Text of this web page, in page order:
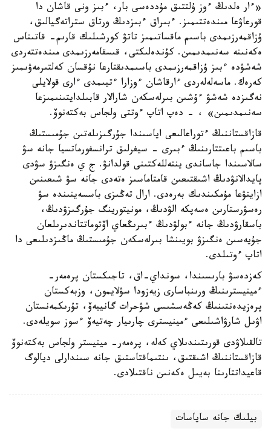
«ءار ەلدىڭ ءوز ۇلتتىق مۇددەسى بار، ءبىز ونى قاشان دا
قورعاۋعا مىندەتتىمىز. ءبىراق ءبىزدىڭ ورتاق ستراتەگيالىق،
ۇزاقمەرزىمدى باسىم ماقساتىمىز تاتۋ كورشىلىك قارىم- قاتىناس
ەكەنىنە سەنىمدىمىن. كۇندەلىكتى، قىسقامەرزىمدى مىندەتتەردى
شەشۋدە ءبىز ۇزاقمەرزىمدى باسىمدىقتارعا نۇقسان كەلتىرمەۋىمىز
كەرەك. ماسەلەلەردى ءارقاشان ءوزارا ءتيىمدى ءارى قولايلى
نەگىزدە شەشۋ ءۇشىن بىرلەسكەن شارالار قابىلدايتىنىمىزعا
سەنىمدىمىن» ، - دەپ اتاپ ءوتتى ولجاس بەكتەنوۆ.
قازاقستاننىڭ ءتوراعالىعى اياسىندا جۇرگىزىلەتىن جۇمىستىڭ
باسىم باعىتتارىنىڭ ءبىرى - سيفرلىق ترانسفورماتسيا جانە سۋ
سالاسىندا جاساندى ينتەللەكتىنى قولدانۋ. ج ي ەنگىزۋ سۋدى
پايدالانۋدىڭ اشىقتىعىن قامتاماسىز ەتەدى جانە سۋ شىعىنىن
ازايتۋعا مۇمكىندىك بەرەدى. ارال تەڭىزى باسسەينىندە سۋ
رەسۋرستارىن ەسەپكە الۋدىڭ، مونيتورينگ جۇرگىزۋدىڭ،
باسقارۋدىڭ جانە ءبولۋدىڭ ءبىرىڭعاي اۆتوماتتاندىرىلعان
جۇيەسىن ەنگىزۋ بويىنشا بىرلەسكەن جۇمىستىڭ ماڭىزدىلىعى دا
اتاپ ءوتىلدى.
كەزدەسۋ بارىسىندا، سونداي-اق، تاجىكستان پرەمەر-
ءمينيسترىنىڭ ورىنباسارى زيەزودا سۋلايمون، وزبەكستان
پرەزيدەنتىنىڭ كەڭەسشىسى شۋحرات گانييەۆ، تۇرىكمەنستان
اۋىل شارۋاشىلىعى ءمينيسترى چارىيار چەتيەۆ ءسوز سويلەدى.
تالقىلاۋدى قورىتىندىلاي كەلە، پرەمەر- مينيستر ولجاس بەكتەنوۆ
قازاقستاننىڭ اشىقتىق، ىنتىماقتاستىق جانە سىندارلى ديالوگ
قاعيداتتارىنا بەيىل ەكەنىن ناقتىلادى.
بيلىك جانە ساياسات